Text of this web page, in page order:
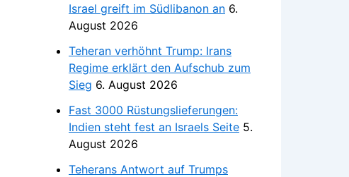
Israel greift im Südlibanon an 6.
August 2026
Teheran verhöhnt Trump: Irans
Regime erklärt den Aufschub zum
Sieg 6. August 2026
Fast 3000 Rüstungslieferungen:
Indien steht fest an Israels Seite 5.
August 2026
Teherans Antwort auf Trumps